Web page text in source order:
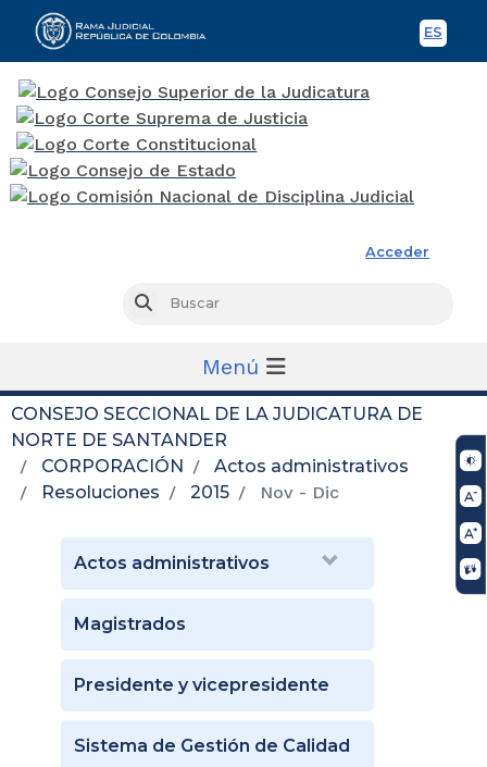
ES
Acceder
Buscar
Menú
CONSEJO SECCIONAL DE LA JUDICATURA DE
NORTE DE SANTANDER
CORPORACIÓN
Actos administrativos
Resoluciones
2015 Nov - Dic
Actos administrativos
Magistrados
Presidente y vicepresidente
Sistema de Gestión de Calidad